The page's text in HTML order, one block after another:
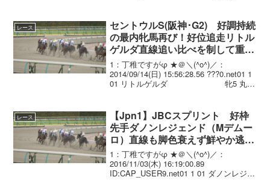
レース
セントウルS(阪神･G2) 好調持続
の最内牝馬再び！好位追走リトル
ゲルダ直線追い比べを制して重賞
連勝！
1：丁稚ですがφ ★＠＼(^o^)／：
2014/09/14(日) 15:56:28.56 ???0.net01 1
01 リトルゲルダ 牝5 丸田
レース
【Jpn1】JBCスプリント 好枠
先手ダノンレジェンド（Mデムー
ロ）直線も脚色衰えず鮮やか逃げ
切り！G1初制覇
1：丁稚ですがφ ★＠＼(^o^)／：
2016/11/03(木) 16:19:00.89
ID:CAP_USER9.net01 1 01 ダノンレジェ